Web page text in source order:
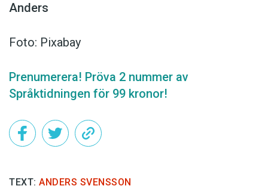
Anders
Foto: Pixabay
Prenumerera! Pröva 2 nummer av
Språktidningen för 99 kronor!
TEXT: ANDERS SVENSSON